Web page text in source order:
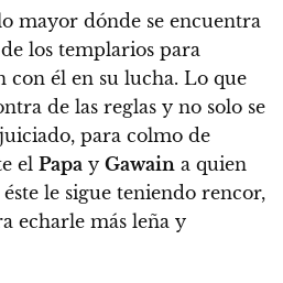
mayor dónde se encuentra
los templarios para
con él en su lucha. Lo que
de las reglas y no solo se
para colmo de
el Papa y Gawain a quien
le sigue teniendo rencor,
echarle más leña y